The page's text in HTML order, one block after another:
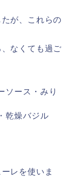
が、これらの
なくても過ご
ソース・みり
乾燥バジル
レを使いま